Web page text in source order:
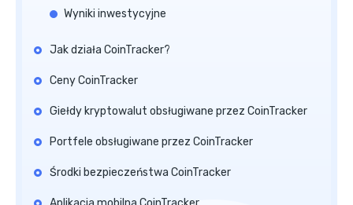
Wyniki inwestycyjne
Jak działa CoinTracker?
Ceny CoinTracker
Giełdy kryptowalut obsługiwane przez CoinTracker
Portfele obsługiwane przez CoinTracker
Środki bezpieczeństwa CoinTracker